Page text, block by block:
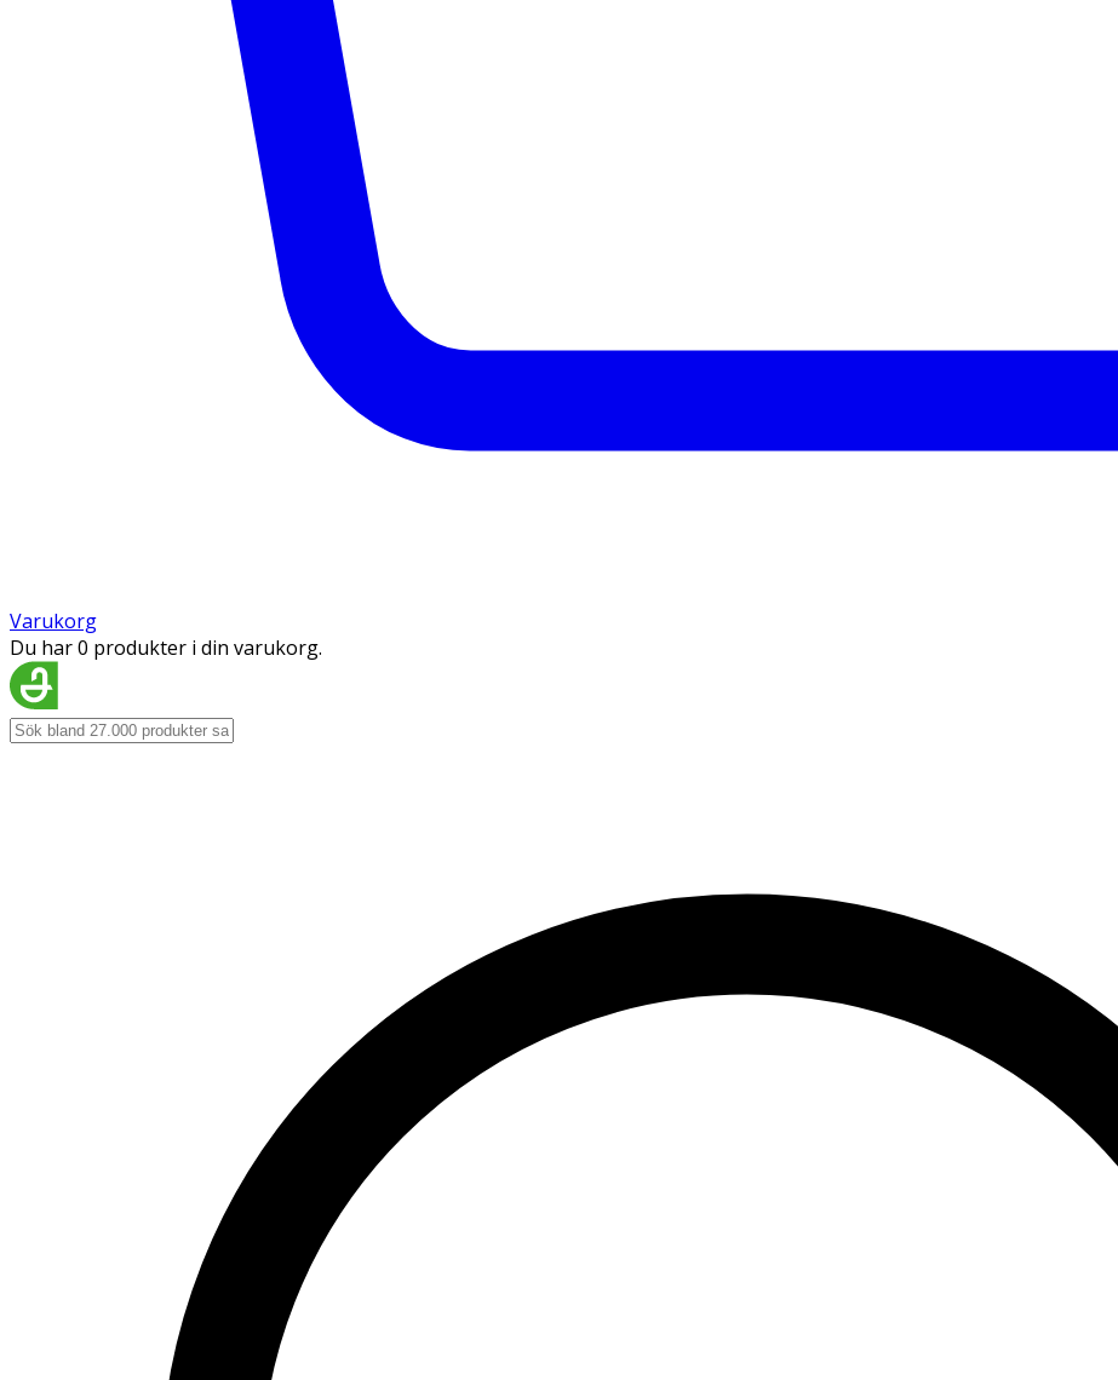
Varukorg
Du har 0 produkter i din varukorg.